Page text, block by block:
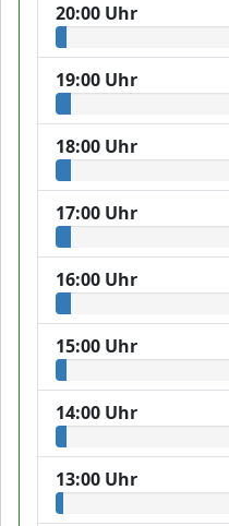
20:00 Uhr
19:00 Uhr
18:00 Uhr
17:00 Uhr
16:00 Uhr
15:00 Uhr
14:00 Uhr
13:00 Uhr